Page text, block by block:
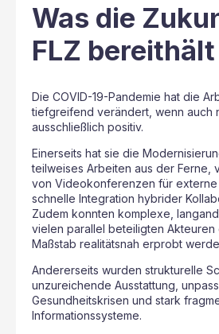
Was die
FLZ bereithält
Die COVID-19-Pandemie hat die
tiefgreifend verändert, wenn auch
ausschließlich positiv.
Einerseits hat sie die
teilweises Arbeiten aus der Ferne,
von Videokonferenzen für externe
schnelle Integration hybrider
Zudem konnten komplexe,
vielen parallel beteiligten Akteuren
Maßstab realitätsnah erprobt
Andererseits wurden strukturelle
unzureichende Ausstattung,
Gesundheitskrisen und stark
Informationssysteme.